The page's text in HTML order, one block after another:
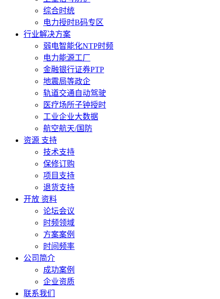
综合时统
电力授时B码专区
行业解决方案
弱电智能化NTP时频
电力能源工厂
金融银行证券PTP
地震局等政企
轨道交通自动驾驶
医疗场所子钟授时
工业企业大数据
航空航天/国防
资源 支持
技术支持
保修订购
项目支持
退货支持
开放 资料
论坛会议
时频领域
方案案例
时间频率
公司简介
成功案例
企业资质
联系我们